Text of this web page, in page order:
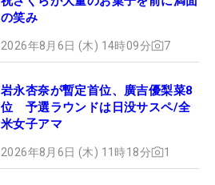
の笑み
2026年8月6日 (木) 14時09分 7
岩永杏奈が暫定首位、廣吉優梨菜8
位 予選ラウンドは日没サスペ/全
米女子アマ
2026年8月6日 (木) 11時18分 1